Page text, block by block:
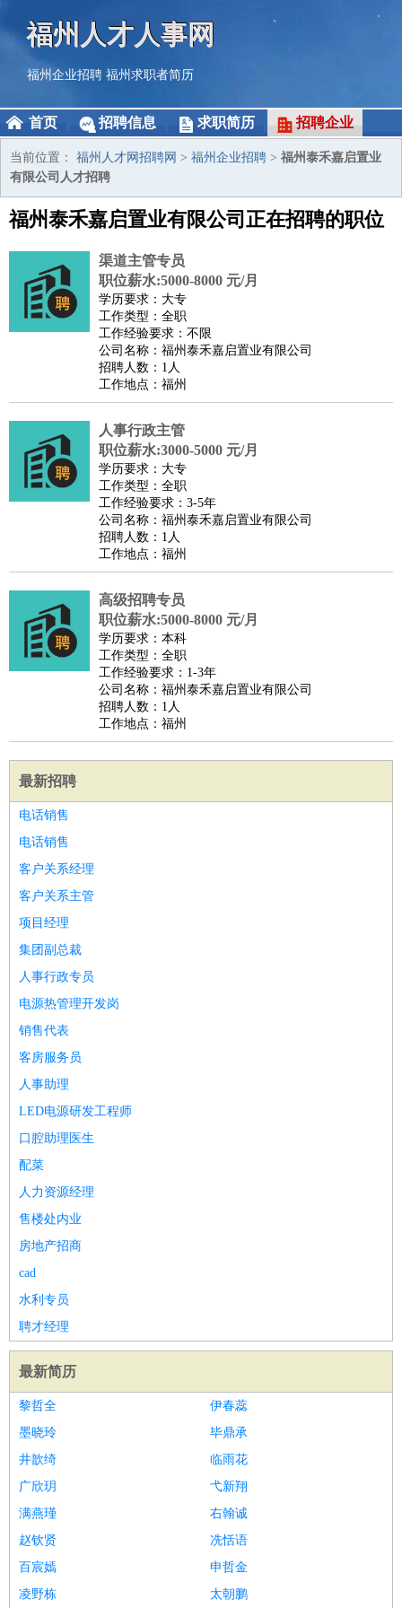
福州人才人事网
福州企业招聘 福州求职者简历
首页 招聘信息 求职简历 招聘企业
当前位置： 福州人才网招聘网 > 福州企业招聘 > 福州泰禾嘉启置业
有限公司人才招聘
福州泰禾嘉启置业有限公司正在招聘的职位
渠道主管专员
职位薪水:5000-8000 元/月
学历要求：大专
工作类型：全职
工作经验要求：不限
公司名称：福州泰禾嘉启置业有限公司
招聘人数：1人
工作地点：福州
人事行政主管
职位薪水:3000-5000 元/月
学历要求：大专
工作类型：全职
工作经验要求：3-5年
公司名称：福州泰禾嘉启置业有限公司
招聘人数：1人
工作地点：福州
高级招聘专员
职位薪水:5000-8000 元/月
学历要求：本科
工作类型：全职
工作经验要求：1-3年
公司名称：福州泰禾嘉启置业有限公司
招聘人数：1人
工作地点：福州
最新招聘
电话销售
电话销售
客户关系经理
客户关系主管
项目经理
集团副总裁
人事行政专员
电源热管理开发岗
销售代表
客房服务员
人事助理
LED电源研发工程师
口腔助理医生
配菜
人力资源经理
售楼处内业
房地产招商
cad
水利专员
聘才经理
最新简历
黎哲全
伊春蕊
墨晓玲
毕鼎承
井歆绮
临雨花
广欣玥
弋新翔
满燕瑾
右翰诚
赵钦贤
冼恬语
百宸嫣
申哲金
凌野栋
太朝鹏